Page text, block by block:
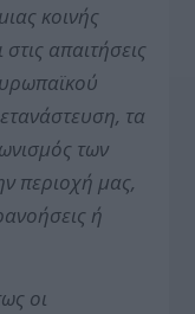
κοινής
απαιτήσεις
τα
των
περιοχή μας,
ή
οι